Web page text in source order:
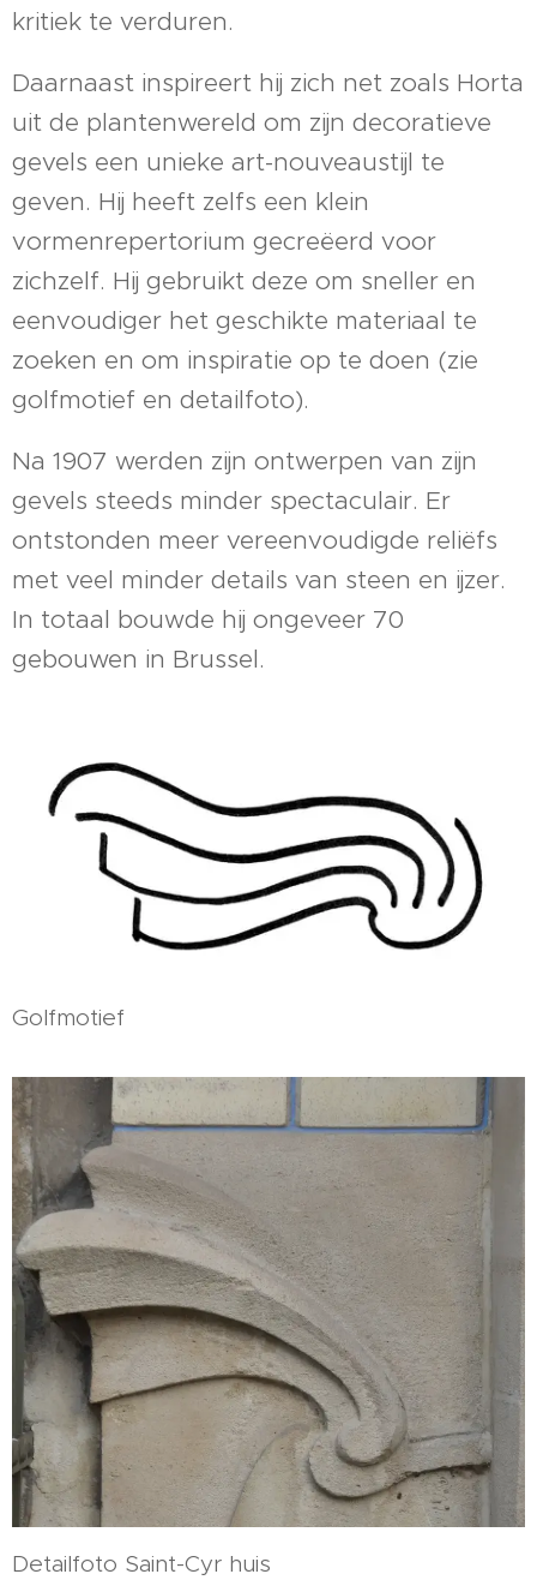
kritiek te verduren.
Daarnaast inspireert hij zich net zoals Horta
uit de plantenwereld om zijn decoratieve
gevels een unieke art-nouveaustijl te
geven. Hij heeft zelfs een klein
vormenrepertorium gecreëerd voor
zichzelf. Hij gebruikt deze om sneller en
eenvoudiger het geschikte materiaal te
zoeken en om inspiratie op te doen (zie
golfmotief en detailfoto).
Na 1907 werden zijn ontwerpen van zijn
gevels steeds minder spectaculair. Er
ontstonden meer vereenvoudigde reliëfs
met veel minder details van steen en ijzer.
In totaal bouwde hij ongeveer 70
gebouwen in Brussel.
Golfmotief
Detailfoto Saint-Cyr huis